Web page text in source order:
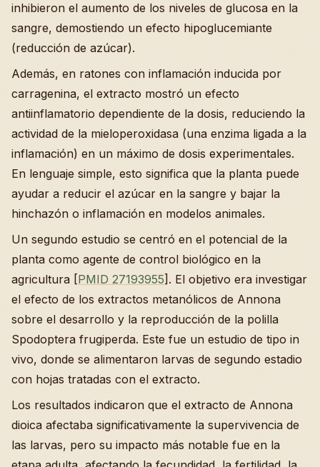
inhibieron el aumento de los niveles de glucosa en la
sangre, demostiendo un efecto hipoglucemiante
(reducción de azúcar).
Además, en ratones con inflamación inducida por
carragenina, el extracto mostró un efecto
antiinflamatorio dependiente de la dosis, reduciendo la
actividad de la mieloperoxidasa (una enzima ligada a la
inflamación) en un máximo de dosis experimentales.
En lenguaje simple, esto significa que la planta puede
ayudar a reducir el azúcar en la sangre y bajar la
hinchazón o inflamación en modelos animales.
Un segundo estudio se centró en el potencial de la
planta como agente de control biológico en la
agricultura [PMID 27193955]. El objetivo era investigar
el efecto de los extractos metanólicos de Annona
sobre el desarrollo y la reproducción de la polilla
Spodoptera frugiperda. Este fue un estudio de tipo in
vivo, donde se alimentaron larvas de segundo estadio
con hojas tratadas con el extracto.
Los resultados indicaron que el extracto de Annona
dioica afectaba significativamente la supervivencia de
las larvas, pero su impacto más notable fue en la